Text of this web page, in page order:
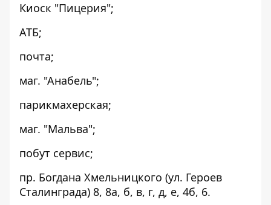
Киоск "Пицерия";
АТБ;
почта;
маг. "Анабель";
парикмахерская;
маг. "Мальва";
побут сервис;
пр. Богдана Хмельницкого (ул. Героев
Сталинграда) 8, 8а, б, в, г, д, е, 4б, 6.